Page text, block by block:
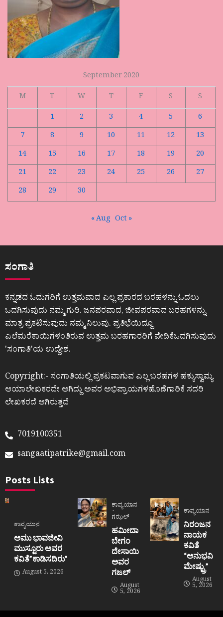
September 2020
M
T W T F S
S
1
2 3 4 5
6
7
8 9 10 11 12
13
14
15 16 17 18 19
20
21
22 23 24 25 26
27
28
29 30
« Aug Oct »
ಸಂಗಾತಿ
ಕನ್ನಡದ ಓದುಗರಿಗೆ ಉತ್ತಮವಾದ ಎಲ್ಲ ಪ್ರಕಾರದ ಬರಹಳನ್ನು ಓದಲು
ಒದಗಿಸುವುದು ನಮ್ಮ ಗುರಿ. ಜನಪರವಾದ, ಜೀವಪರವಾದ ಬರಹಗಳನ್ನು
ಮಾತ್ರ ಪ್ರಕಟಿಸುವುದು ನಮ್ಮ ನಿಲುವು. ಪ್ರತಿಭೆಯಿದ್ದೂ
ಎಲೆಮರೆಕಾಯಿಗಳಂತಿರುವ ಉತ್ತಮ ಬರಹಗಾರರಿಗೆ ವೇದಿಕೆಒದಗಿಸುವುದು
ʼಸಂಗಾತಿʼಯ ಉದ್ದೇಶ.
Copyright:- ಸಂಗಾತಿಯಲ್ಲಿ ಪ್ರಕಟವಾಗುವ ಎಲ್ಲ ಬರಹಗಳ ಹಕ್ಕುಸ್ವಾಮ್ಯ
ಆಯಾಲೇಖಕರದೇ ಆಗಿದ್ದು ಅವರ ಅಭಿಪ್ರಾಯಗಳಹೊಣೆಗಾರಿಕೆ ಸದರಿ
ಲೇಖಕರದೆ ಆಗಿರುತ್ತದೆ
7019100351
sangaatipatrike@gmail.com
Posts Lists
ಕಾವ್ಯಯಾನ
ಅಮು ಭಾವಜೀವಿ
ಮುಸ್ಟೂರು ಅವರ
ಕವಿತೆ”ಕಾಡಿಸದಿರು”
August 5, 2026
ಕಾವ್ಯಯಾನ
ಗಝಲ್
ಹಮೀದಾ
ಬೇಗಂ
ದೇಸಾಯಿ
ಅವರ
ಗಜಲ್
August
5, 2026
ಕಾವ್ಯಯಾನ
ನಿರಂಜನ
ನಾಯಕ
ಕವಿತೆ
“ಅನುಭವಿ
ಮೇಷ್ಟ್ರು”
August
5, 2026